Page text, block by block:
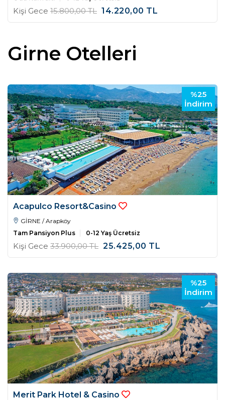
Kişi Gece 15.800,00TL 14.220,00 TL
Girne Otelleri
%25
İndirim
Acapulco Resort&Casino
GİRNE / Arapköy
Tam Pansiyon Plus
0-12 Yaş Ücretsiz
Kişi Gece 33.900,00TL 25.425,00 TL
%25
İndirim
Merit Park Hotel & Casino